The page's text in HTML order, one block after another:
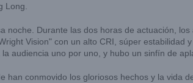
Long.
noche. Durante las dos horas de actuación,
Vision" con un alto CRI, súper estabilidad
audiencia uno por uno, y hubo un sinfín de
han conmovido los gloriosos hechos y la vida